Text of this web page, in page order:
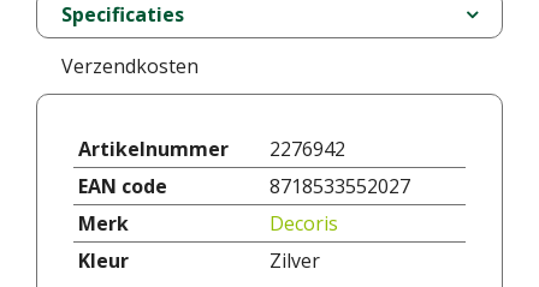
Specificaties
Verzendkosten
Artikelnummer
2276942
EAN code
8718533552027
Merk
Decoris
Kleur
Zilver